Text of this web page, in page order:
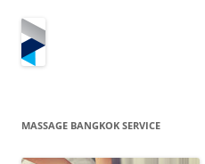
MASSAGE BANGKOK SERVICE